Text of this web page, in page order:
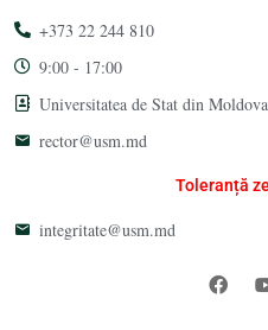
+373 22 244 810
9:00 - 17:00
Universitatea de Stat din
rector@usm.md
Toleranță
integritate@usm.md